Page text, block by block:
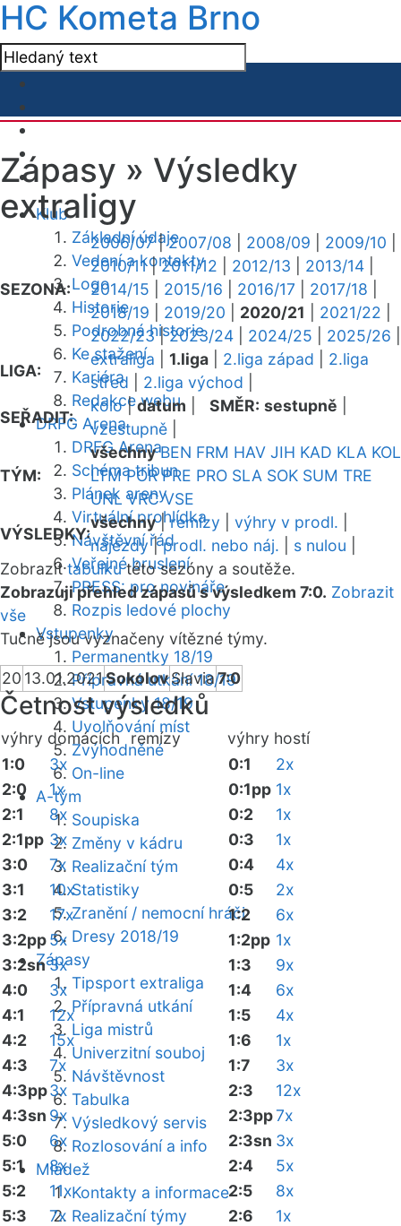
HC Kometa Brno
Klub
Základní údaje
Vedení a kontakty
Logo
Historie
Podrobná historie
Ke stažení
Kariéra
Redakce webu
DRFG Arena
DRFG Arena
Schéma tribun
Plánek areny
Virtuální prohlídka
Návštěvní řád
Veřejné bruslení
PRESS: pro novináře
Rozpis ledové plochy
Vstupenky
Permanentky 18/19
Přípravná utkání 18/19
Vstupenky 18/19
Uvolňování míst
Zvýhodněné
On-line
A-tým
Soupiska
Změny v kádru
Realizační tým
Statistiky
Zranění / nemocní hráči
Dresy 2018/19
Zápasy
Tipsport extraliga
Přípravná utkání
Liga mistrů
Univerzitní souboj
Návštěvnost
Tabulka
Výsledkový servis
Rozlosování a info
Mládež
Kontakty a informace
Realizační týmy
Zápasy » Výsledky
extraligy
SEZONA:
2006/07|2007/08 2008/09 2009/10
2010/11|2011/12 2012/13 2013/14
2014/15
2015/16 2016/17 2017/18
2018/19
2019/20 2020/21 2021/22
2022/23|2023/24 2024/25 2025/26
LIGA:
extraliga 1.liga 2.liga západ
2.liga
střed
2.liga východ
SEŘADIT:
kolo|datum SMĚR: sestupně
vzestupně
TÝM:
všechny BEN FRM HAV JIH KAD KLA KOL
LTM POR PRE PRO SLA SOK SUM TRE
UNL VRC VSE
VÝSLEDKY:
všechny|remízy výhry v prodl.
nájezdy|prodl. nebo náj. s nulou
Zobrazittabulkutéto sezóny a soutěže.
Zobrazuji přehled zápasů s výsledkem 7:0. Zobrazit
vše
Tučně jsou vyznačeny vítězné týmy.
20 13.01.2021SokolovSlavia7:0
Četnost výsledků
výhry domácíchremízy výhry hostí
1:0
3x
2:0
1x
2:1
8x
2:1pp 3x
3:0
7x
3:1
10x
3:2
17x
3:2pp5x
3:2sn 3x
4:0
3x
4:1
12x
4:2
15x
4:3
7x
4:3pp3x
4:3sn 9x
5:0
6x
5:1
8x
5:2
11x
5:3
7x
0:1
2x
0:1pp 1x
0:2
1x
0:3
1x
0:4
4x
0:5
2x
1:2
6x
1:2pp 1x
1:3
9x
1:4
6x
1:5
4x
1:6
1x
1:7
3x
2:3
12x
2:3pp7x
2:3sn 3x
2:4
5x
2:5
8x
2:6
1x